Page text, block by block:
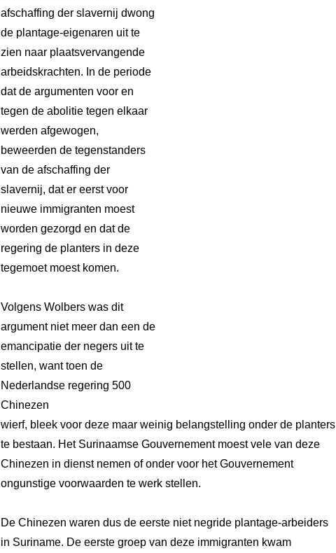
afschaffing der slavernij dwong
de plantage-eigenaren uit te
zien naar plaatsvervangende
arbeidskrachten. In de periode
dat de argumenten voor en
tegen de abolitie tegen elkaar
werden afgewogen,
beweerden de tegenstanders
van de afschaffing der
slavernij, dat er eerst voor
nieuwe immigranten moest
worden gezorgd en dat de
regering de planters in deze
tegemoet moest komen.
Volgens Wolbers was dit
argument niet meer dan een de
emancipatie der negers uit te
stellen, want toen de
Nederlandse regering 500
Chinezen
wierf, bleek voor deze maar weinig belangstelling onder de planters
te bestaan. Het Surinaamse Gouvernement moest vele van deze
Chinezen in dienst nemen of onder voor het Gouvernement
ongunstige voorwaarden te werk stellen.
De Chinezen waren dus de eerste niet negride plantage-arbeiders
in Suriname. De eerste groep van deze immigranten kwam